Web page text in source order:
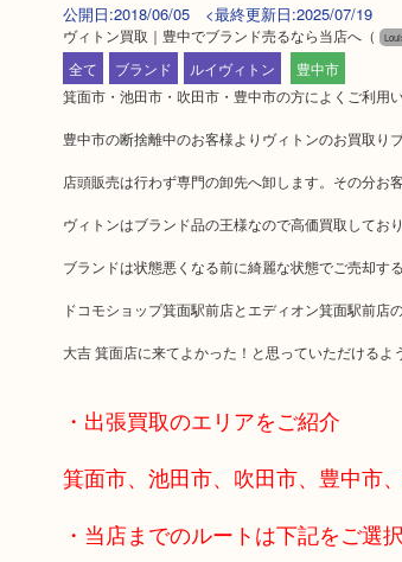
公開日:2018/06/05 <最終更新日:2025/07/19
ヴィトン買取｜豊中でブランド売るなら当店へ（
全て
ブランド ルイヴィトン
豊中市
箕面市・池田市・吹田市・豊中市の方によくご利用
豊中市の断捨離中のお客様よりヴィトンのお買取りブ
店頭販売は行わず専門の卸先へ卸します。その分お
ヴィトンはブランド品の王様なので高価買取してお
ブランドは状態悪くなる前に綺麗な状態でご売却す
ドコモショップ箕面駅前店とエディオン箕面駅前店
大吉 箕面店に来てよかった！と思っていただけるよ
・出張買取のエリアをご紹介
箕面市、池田市、吹田市、豊中市
・当店までのルートは下記をご選